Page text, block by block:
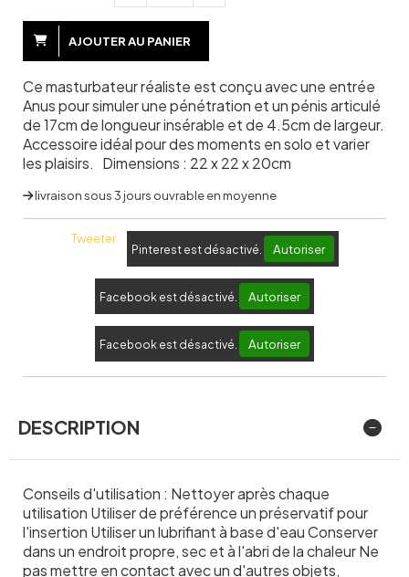
AJOUTER AU PANIER
Ce masturbateur réaliste est conçu avec une entrée
Anus pour simuler une pénétration et un pénis articulé
de 17cm de longueur insérable et de 4.5cm de largeur.
Accessoire idéal pour des moments en solo et varier
les plaisirs. Dimensions : 22 x 22 x 20cm
livraison sous 3 jours ouvrable en moyenne
Tweeter
Pinterest est désactivé. Autoriser
Facebook est désactivé. Autoriser
Facebook est désactivé. Autoriser
DESCRIPTION
Conseils d'utilisation : Nettoyer après chaque
utilisation Utiliser de préférence un préservatif pour
l'insertion Utiliser un lubrifiant à base d'eau Conserver
dans un endroit propre, sec et à l'abri de la chaleur Ne
pas mettre en contact avec un d'autres objets,